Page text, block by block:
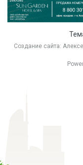
Создание сайта: